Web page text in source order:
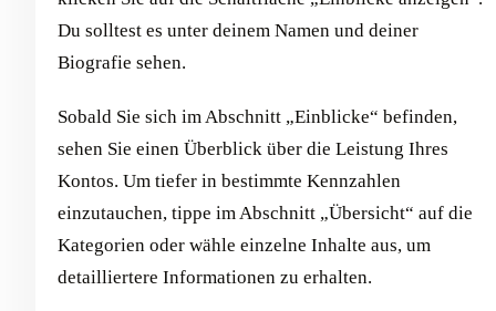
Du solltest es unter deinem Namen und deiner
Biografie sehen.
Sobald Sie sich im Abschnitt „Einblicke“ befinden,
sehen Sie einen Überblick über die Leistung Ihres
Kontos. Um tiefer in bestimmte Kennzahlen
einzutauchen, tippe im Abschnitt „Übersicht“ auf die
Kategorien oder wähle einzelne Inhalte aus, um
detailliertere Informationen zu erhalten.